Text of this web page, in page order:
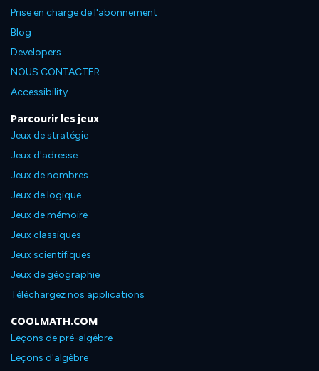
Prise en charge de l'abonnement
Blog
Developers
NOUS CONTACTER
Accessibility
Parcourir les jeux
Jeux de stratégie
Jeux d'adresse
Jeux de nombres
Jeux de logique
Jeux de mémoire
Jeux classiques
Jeux scientifiques
Jeux de géographie
Téléchargez nos applications
COOLMATH.COM
Leçons de pré-algèbre
Leçons d'algèbre